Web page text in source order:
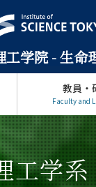
工学院 - 生命
教員・
Faculty and
工学